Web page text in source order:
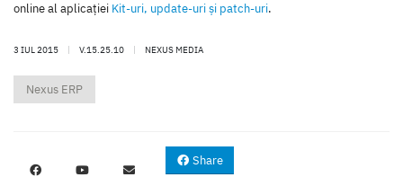
online al aplicaţiei Kit-uri, update-uri şi patch-uri.
3 IUL 2015 | V.15.25.10 | NEXUS MEDIA
Nexus ERP
Share